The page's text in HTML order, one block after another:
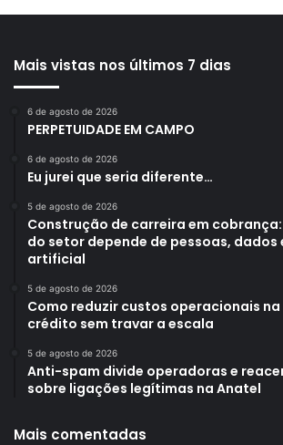
Mais vistas nos últimos 7 dias
6 de agosto de 2026
PERPETUIDADE EM CAMPO
6 de agosto de 2026
Eu jurei que seria diferente…
5 de agosto de 2026
Construção de carreira em
do setor depende de pessoas,
artificial
5 de agosto de 2026
Como reduzir custos operacionais
crédito sem travar a escala
5 de agosto de 2026
Anti-spam divide operadoras e
sobre ligações legítimas na Anatel
Mais comentadas